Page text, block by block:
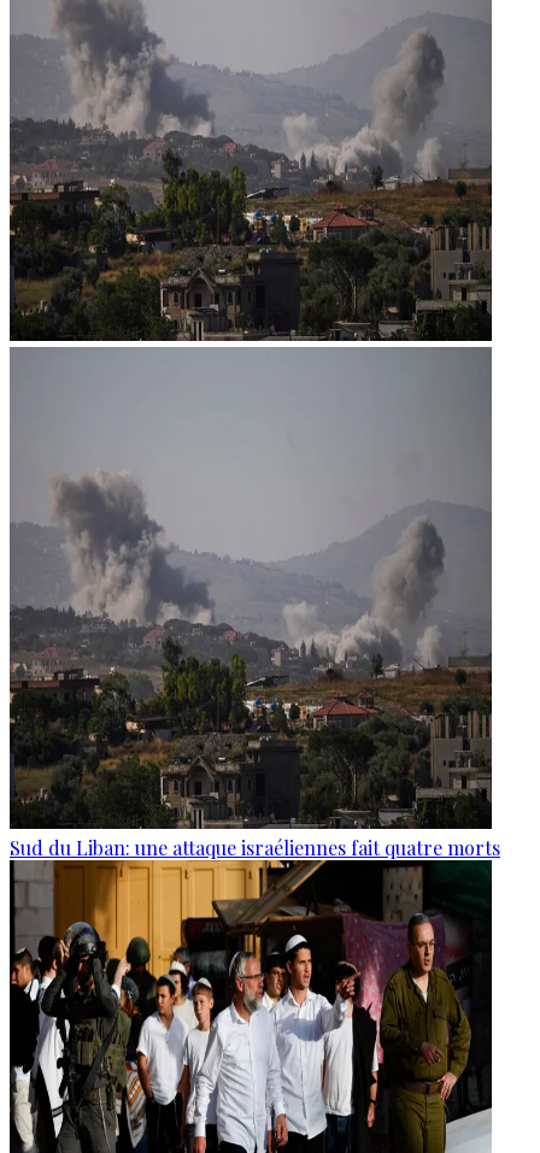
Sud du Liban: une attaque israéliennes fait quatre morts